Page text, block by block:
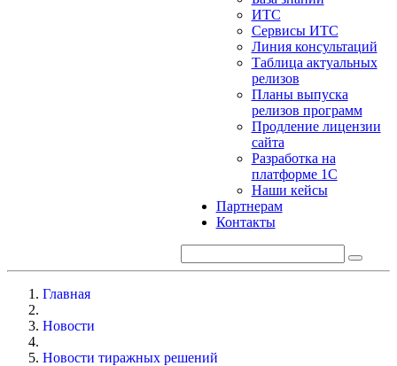
ИТС
Сервисы ИТС
Линия консультаций
Таблица актуальных
релизов
Планы выпуска
релизов программ
Продление лицензии
сайта
Разработка на
платформе 1С
Наши кейсы
Партнерам
Контакты
Главная
Новости
Новости тиражных решений